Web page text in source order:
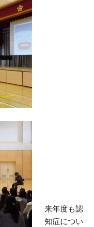
来年度も認
知症につい